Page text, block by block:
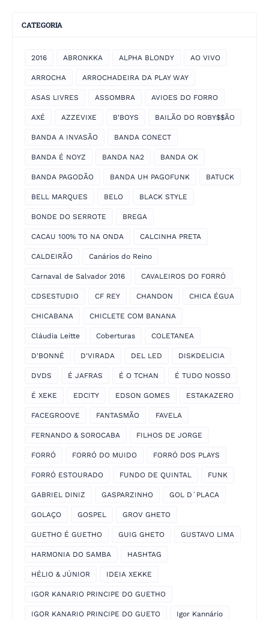
CATEGORIA
2016 ABRONKKA ALPHA BLONDY AO VIVO
ARROCHA ARROCHADEIRA DA PLAY WAY
ASAS LIVRES ASSOMBRA AVIOES DO FORRO
AXÉ AZZEVIXE B'BOYS BAILÃO DO ROBY$$ÃO
BANDA A INVASÃO BANDA CONECT
BANDA É NOYZ BANDA NA2 BANDA OK
BANDA PAGODÃO BANDA UH PAGOFUNK BATUCK
BELL MARQUES BELO BLACK STYLE
BONDE DO SERROTE BREGA
CACAU 100% TO NA ONDA CALCINHA PRETA
CALDEIRÃO Canários do Reino
Carnaval de Salvador 2016 CAVALEIROS DO FORRÓ
CDSESTUDIO CF REY CHANDON CHICA ÉGUA
CHICABANA CHICLETE COM BANANA
Cláudia Leitte Coberturas COLETANEA
D'BONNÉ D'VIRADA DEL LED DISKDELICIA
DVDS É JAFRAS É O TCHAN É TUDO NOSSO
É XEKE EDCITY EDSON GOMES ESTAKAZERO
FACEGROOVE FANTASMÃO FAVELA
FERNANDO & SOROCABA FILHOS DE JORGE
FORRÓ FORRÓ DO MUIDO FORRÓ DOS PLAYS
FORRÓ ESTOURADO FUNDO DE QUINTAL FUNK
GABRIEL DINIZ GASPARZINHO GOL D´PLACA
GOLAÇO GOSPEL GROV GHETO
GUETHO É GUETHO GUIG GHETO GUSTAVO LIMA
HARMONIA DO SAMBA HASHTAG
HÉLIO & JÚNIOR IDEIA XEKKE
IGOR KANARIO PRINCIPE DO GUETHO
IGOR KANARIO PRINCIPE DO GUETO Igor Kannário